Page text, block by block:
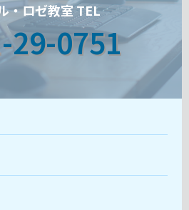
・ロゼ教室 TEL
29-0751